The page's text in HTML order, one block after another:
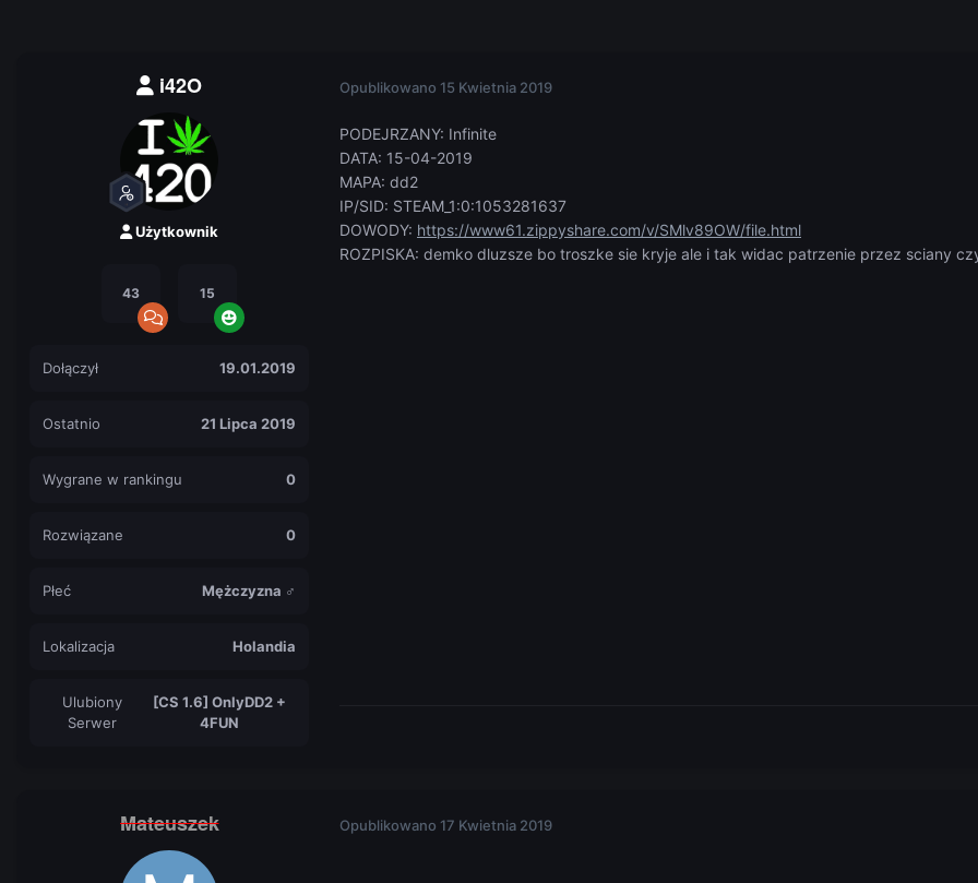
i42O
Użytkownik
43 15
Dołączył 19.01.2019
Ostatnio 21 Lipca 2019
Wygrane w rankingu 0
Rozwiązane 0
Płeć Mężczyzna ♂
Lokalizacja Holandia
Ulubiony
Serwer
[CS 1.6] OnlyDD2 +
4FUN
Opublikowano 15 Kwietnia 2019
PODEJRZANY: Infinite
DATA: 15-04-2019
MAPA: dd2
IP/SID: STEAM_1:0:1053281637
DOWODY: https://www61.zippyshare.com/v/SMlv89OW/file.html
ROZPISKA: demko dluzsze bo troszke sie kryje ale i tak widac patrzenie przez sciany
Mateuszek Opublikowano 17 Kwietnia 2019